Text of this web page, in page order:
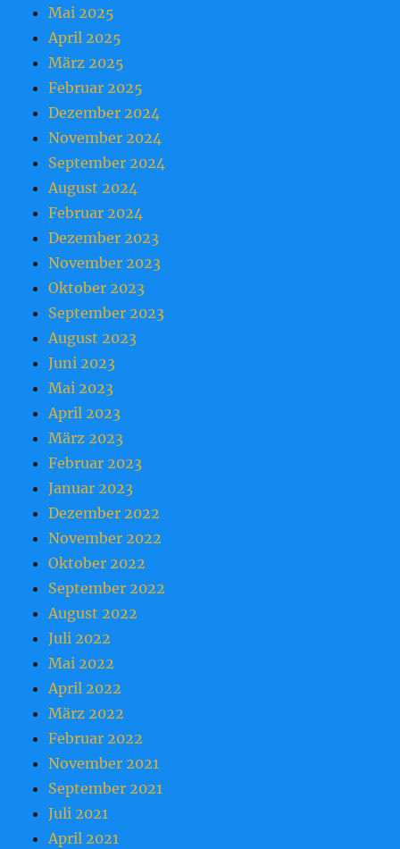
Mai 2025
April 2025
März 2025
Februar 2025
Dezember 2024
November 2024
September 2024
August 2024
Februar 2024
Dezember 2023
November 2023
Oktober 2023
September 2023
August 2023
Juni 2023
Mai 2023
April 2023
März 2023
Februar 2023
Januar 2023
Dezember 2022
November 2022
Oktober 2022
September 2022
August 2022
Juli 2022
Mai 2022
April 2022
März 2022
Februar 2022
November 2021
September 2021
Juli 2021
April 2021